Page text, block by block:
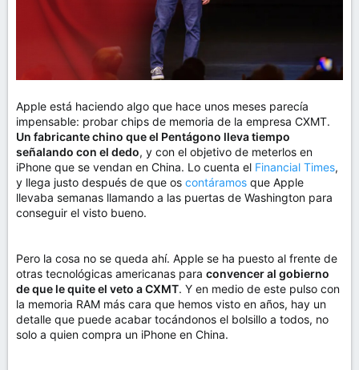
Apple está haciendo algo que hace unos meses parecía
impensable: probar chips de memoria de la empresa CXMT.
Un fabricante chino que el Pentágono lleva tiempo
señalando con el dedo, y con el objetivo de meterlos en
iPhone que se vendan en China. Lo cuenta el Financial Times,
y llega justo después de que os contáramos que Apple
llevaba semanas llamando a las puertas de Washington para
conseguir el visto bueno.
Pero la cosa no se queda ahí. Apple se ha puesto al frente de
otras tecnológicas americanas para convencer al gobierno
de que le quite el veto a CXMT. Y en medio de este pulso con
la memoria RAM más cara que hemos visto en años, hay un
detalle que puede acabar tocándonos el bolsillo a todos, no
solo a quien compra un iPhone en China.